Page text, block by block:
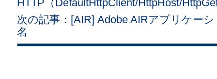
HTTP（DefaultHttpClient/HttpHost/
次の記事：[AIR] Adobe AIRアプリケー
名